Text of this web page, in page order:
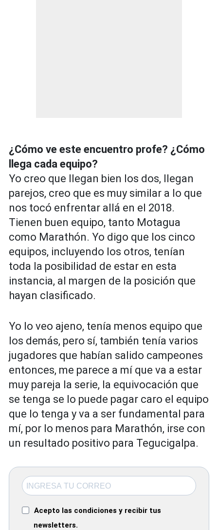
¿Cómo ve este encuentro profe? ¿Cómo
llega cada equipo?
Yo creo que llegan bien los dos, llegan
parejos, creo que es muy similar a lo que
nos tocó enfrentar allá en el 2018.
Tienen buen equipo, tanto Motagua
como Marathón. Yo digo que los cinco
equipos, incluyendo los otros, tenían
toda la posibilidad de estar en esta
instancia, al margen de la posición que
hayan clasificado.
Yo lo veo ajeno, tenía menos equipo que
los demás, pero sí, también tenía varios
jugadores que habían salido campeones
entonces, me parece a mí que va a estar
muy pareja la serie, la equivocación que
se tenga se lo puede pagar caro el equipo
que lo tenga y va a ser fundamental para
mí, por lo menos para Marathón, irse con
un resultado positivo para Tegucigalpa.
Acepto las condiciones y recibir tus
newsletters.